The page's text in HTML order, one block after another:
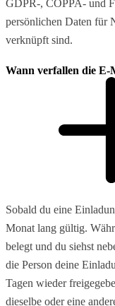
GDPR-, COPPA- und
persönlichen Daten für
verknüpft sind.
Wann verfallen die E-
Sobald du eine
Monat lang gültig.
belegt und du siehst
die Person deine
Tagen wieder
dieselbe oder eine